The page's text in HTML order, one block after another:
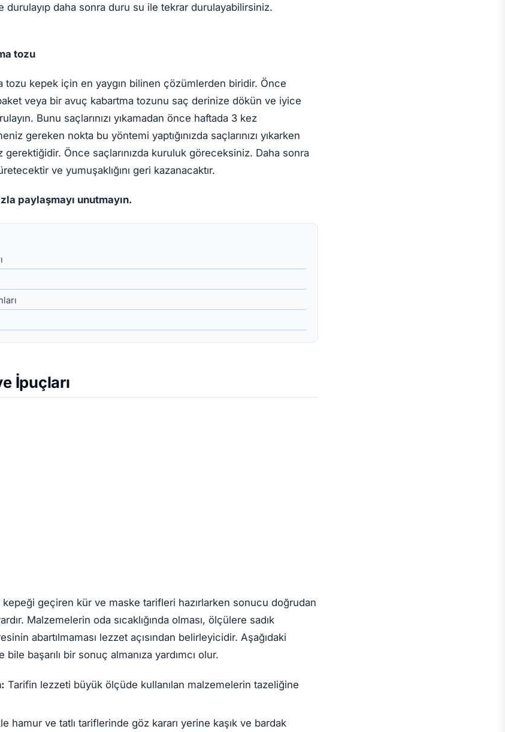
durulayıp daha sonra duru su ile tekrar durulayabilirsiniz.
tozu
tozu kepek için en yaygın bilinen çözümlerden biridir. Önce
paket veya bir avuç kabartma tozunu saç derinize dökün ve iyice
Bunu saçlarınızı yıkamadan önce haftada 3 kez
gereken nokta bu yöntemi yaptığınızda saçlarınızı yıkarken
gerektiğidir. Önce saçlarınızda kuruluk göreceksiniz. Daha sonra
ve yumuşaklığını geri kazanacaktır.
paylaşmayı unutmayın.
İpuçları
kepeği geçiren kür ve maske tarifleri hazırlarken sonucu doğrudan
Malzemelerin oda sıcaklığında olması, ölçülere sadık
abartılmaması lezzet açısından belirleyicidir. Aşağıdaki
başarılı bir sonuç almanıza yardımcı olur.
Tarifin lezzeti büyük ölçüde kullanılan malzemelerin tazeliğine
hamur ve tatlı tariflerinde göz kararı yerine kaşık ve bardak